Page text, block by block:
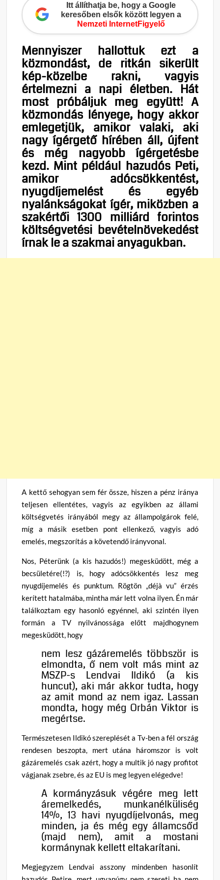
Itt állíthatja be, hogy a Google
keresőben elsők között legyen a
Nemzeti InternetFigyelő
Mennyiszer hallottuk ezt a
közmondást, de ritkán sikerült
kép-közelbe rakni, vagyis
értelmezni a napi életben. Hát
most próbáljuk meg együtt! A
közmondás lényege, hogy akkor
emlegetjük, amikor valaki, aki
nagy ígérgető hírében áll, újfent
és még nagyobb ígérgetésbe
kezd. Mint például hazudós Peti,
amikor adócsökkentést,
nyugdíjemelést és egyéb
nyalánkságokat ígér, miközben a
szakértői 1300 milliárd forintos
költségvetési bevételnövekedést
írnak le a szakmai anyagukban.
A kettő sehogyan sem fér össze, hiszen a pénz iránya
teljesen ellentétes, vagyis az egyikben az állami
költségvetés irányából megy az állampolgárok felé,
míg a másik esetben pont ellenkező, vagyis adó
emelés, megszorítás a követendő irányvonal.
Nos, Péterünk (a kis hazudós!) megesküdött, még a
becsületére(!?) is, hogy adócsökkentés lesz meg
nyugdíjemelés és punktum. Rögtön „déjà vu” érzés
kerített hatalmába, mintha már lett volna ilyen. Én már
találkoztam egy hasonló egyénnel, aki szintén ilyen
formán a TV nyilvánossága előtt majdhogynem
megesküdött, hogy
nem lesz gázáremelés többször is
elmondta, ő nem volt más mint az
MSZP-s Lendvai Ildikó (a kis
huncut), aki már akkor tudta, hogy
az amit mond az nem igaz. Lassan
mondta, hogy még Orbán Viktor is
megértse.
Természetesen Ildikó szereplését a Tv-ben a fél ország
rendesen beszopta, mert utána háromszor is volt
gázáremelés csak azért, hogy a multik jó nagy profitot
vágjanak zsebre, és az EU is meg legyen elégedve!
A kormányzásuk végére meg lett
áremelkedés, munkanélküliség
14%, 13 havi nyugdíjelvonás, meg
minden, ja és még egy államcsőd
(majd nem), amit a mostani
kormánynak kellett eltakarítani.
Megjegyzem Lendvai asszony mindenben hasonlít